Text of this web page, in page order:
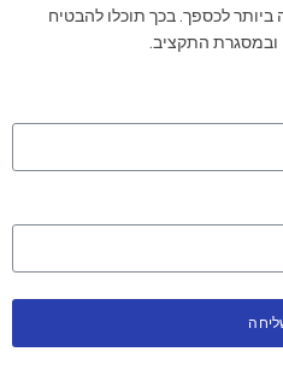
לכספך. בכך תוכלו להבטיח
ובמסגרת התקציב.